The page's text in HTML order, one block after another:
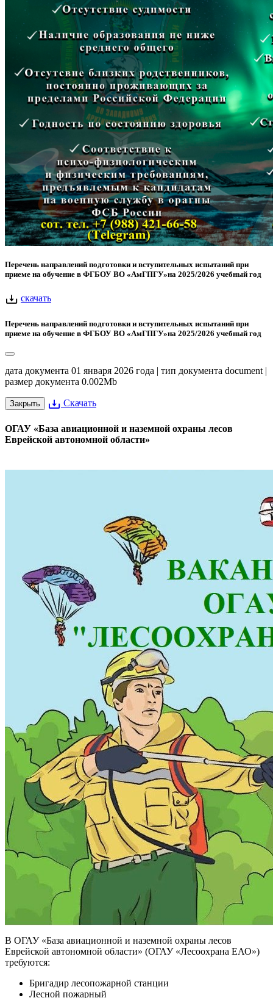
Перечень направлений подготовки и вступительных испытаний при
приеме на обучение в ФГБОУ ВО «АмГПГУ»на 2025/2026 учебный год
скачать
Перечень направлений подготовки и вступительных испытаний при
приеме на обучение в ФГБОУ ВО «АмГПГУ»на 2025/2026 учебный год
дата документа 01 января 2026 года | тип документа document |
размер документа 0.002Mb
Закрыть Скачать
ОГАУ «База авиационной и наземной охраны лесов
Еврейской автономной области»
В ОГАУ «База авиационной и наземной охраны лесов
Еврейской автономной области» (ОГАУ «Лесоохрана ЕАО»)
требуются:
Бригадир лесопожарной станции
Лесной пожарный